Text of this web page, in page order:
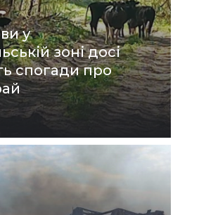
у
зоні досі
спогади про